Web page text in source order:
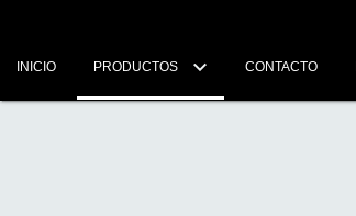
INICIO PRODUCTOS CONTACTO